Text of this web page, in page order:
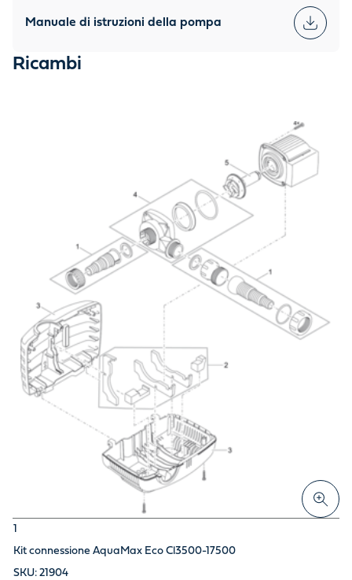
Manuale di istruzioni della pompa
Ricambi
1
Kit connessione AquaMax Eco Cl3500-17500
21904